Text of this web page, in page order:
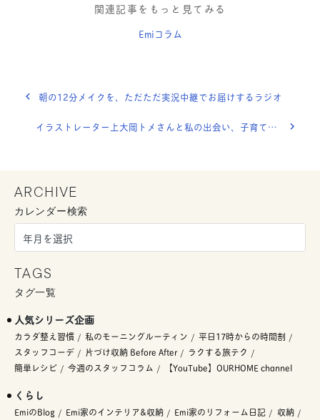
関連記事をもっと見てみる
Emiコラム
朝の12分メイクを、ただただ実況中継でお届けするラジオ
イラストレーター上大岡トメさんと私の出会い、子育て時代のお話。
ARCHIVE
カレンダー検索
TAGS
タグ一覧
人気シリーズ企画
カラダ整え習慣 私のモーニングルーティン
平日17時からの時間割
スタッフコーデ
片づけ収納 Before After
ラクする旅テク
簡単レシピ
今週のスタッフコラム 【YouTube】OURHOME channel
くらし
EmiのBlog Emi家のインテリア&収納 Emi家のリフォーム日記
収納